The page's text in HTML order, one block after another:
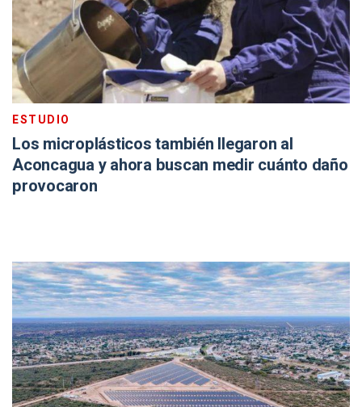
ESTUDIO
Los microplásticos también llegaron al
Aconcagua y ahora buscan medir cuánto daño
provocaron